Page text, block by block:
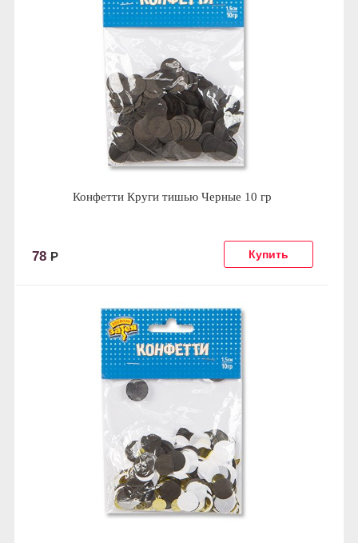
Конфетти Круги тишью Черные 10 гр
78 Р